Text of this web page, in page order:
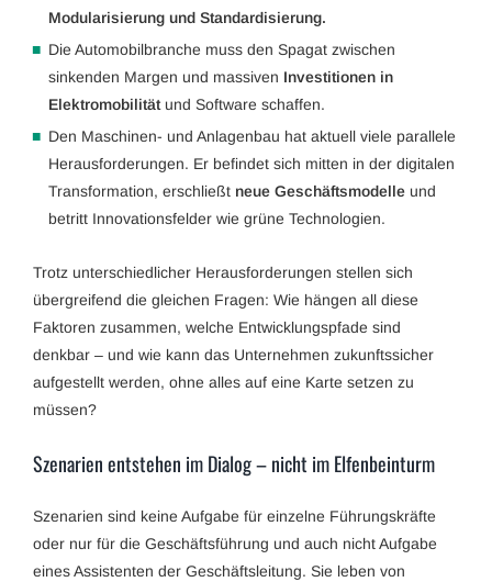
Modularisierung und Standardisierung.
Die Automobilbranche muss den Spagat zwischen
sinkenden Margen und massiven Investitionen in
Elektromobilitätund Software schaffen.
Den Maschinen- und Anlagenbau hat aktuell viele parallele
Herausforderungen. Er befindet sich mitten in der digitalen
Transformation, erschließt neue Geschäftsmodelle und
betritt Innovationsfelder wie grüne Technologien.
Trotz unterschiedlicher Herausforderungen stellen sich
übergreifend die gleichen Fragen: Wie hängen all diese
Faktoren zusammen, welche Entwicklungspfade sind
denkbar – und wie kann das Unternehmen zukunftssicher
aufgestellt werden, ohne alles auf eine Karte setzen zu
müssen?
Szenarien entstehen im Dialog – nicht im Elfenbeinturm
Szenarien sind keine Aufgabe für einzelne Führungskräfte
oder nur für die Geschäftsführung und auch nicht Aufgabe
eines Assistenten der Geschäftsleitung. Sie leben von